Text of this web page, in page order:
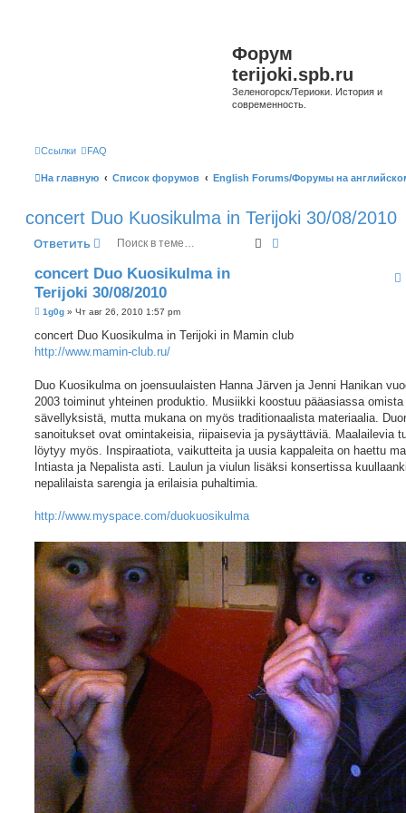
Форум
terijoki.spb.ru
Зеленогорск/Териоки. История и
современность.
Ссылки FAQ
На главную Список форумов English Forums/Форумы на
concert Duo Kuosikulma in Terijoki 30/08/2010
Ответить Поиск
concert Duo Kuosikulma in
Terijoki 30/08/2010
С
о
щ
и
е
1g0g » Чт авг 26, 2010 1:57 pm
concert Duo Kuosikulma in Terijoki in Mamin club
http://www.mamin-club.ru/
Duo Kuosikulma on joensuulaisten Hanna Järven ja Jenni Hanikan
2003 toiminut yhteinen produktio. Musiikki koostuu pääasiassa omista
sävellyksistä, mutta mukana on myös traditionaalista materiaalia.
sanoitukset ovat omintakeisia, riipaisevia ja pysäyttäviä. Maalailevia
löytyy myös. Inspiraatiota, vaikutteita ja uusia kappaleita on haettu
Intiasta ja Nepalista asti. Laulun ja viulun lisäksi konsertissa
nepalilaista sarengia ja erilaisia puhaltimia.
http://www.myspace.com/duokuosikulma